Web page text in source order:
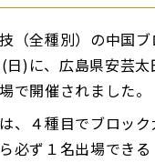
（全種別）の中国ブ
)に、広島県安芸太
で開催されました。
、４種目でブロック
必ず１名出場できる